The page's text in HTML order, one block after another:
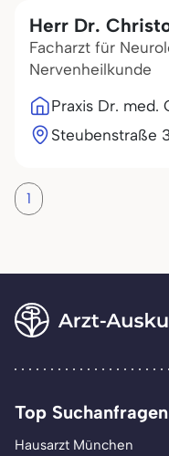
Herr Dr.
Facharzt für
Nervenheilkunde
Praxis Dr. med.
Steubenstraße
1
Top Suchanfragen
Hausarzt München